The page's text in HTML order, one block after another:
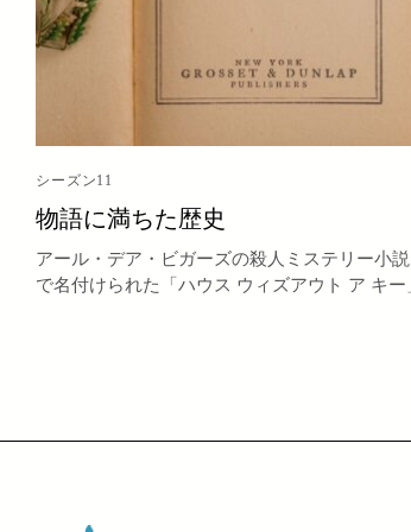
シーズン11
物語に満ちた歴史
アール・デア・ビガーズの殺人ミステリー小
で名付けられた「ハウス ウィズアウト ア キー